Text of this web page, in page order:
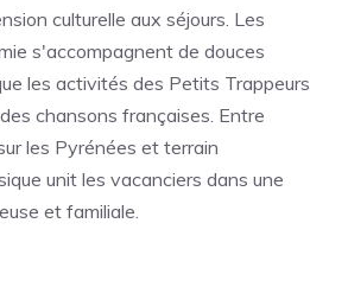
culturelle aux séjours. Les
s'accompagnent de douces
les activités des Petits Trappeurs
chansons françaises. Entre
les Pyrénées et terrain
unit les vacanciers dans une
et familiale.